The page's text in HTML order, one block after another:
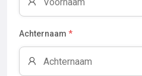
Achternaam *